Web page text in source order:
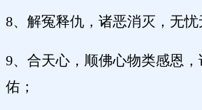
8、解冤释仇，诸恶消灭，无忧
9、合天心，顺佛心物类感恩
佑；